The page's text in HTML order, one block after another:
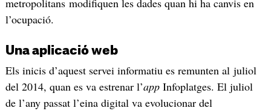
l’ocupació.
Una aplicació web
Els inicis d’aquest servei informatiu es remunten al juliol
del 2014, quan es va estrenar l’appInfoplatges. El juliol
de l’any passat l’eina digital va evolucionar del